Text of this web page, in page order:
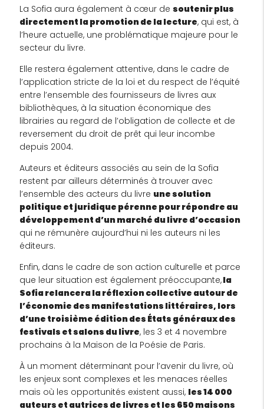
La Sofia aura également à cœur de soutenir plus
directement la promotion de la lecture, qui est, à
l’heure actuelle, une problématique majeure pour le
secteur du livre.
Elle restera également attentive, dans le cadre de
l’application stricte de la loi et du respect de l’équité
entre l’ensemble des fournisseurs de livres aux
bibliothèques, à la situation économique des
librairies au regard de l’obligation de collecte et de
reversement du droit de prêt qui leur incombe
depuis 2004.
Auteurs et éditeurs associés au sein de la Sofia
restent par ailleurs déterminés à trouver avec
l’ensemble des acteurs du livre une solution
politique et juridique pérenne pour répondre au
développement d’un marché du livre d’occasion
qui ne rémunère aujourd’hui ni les auteurs ni les
éditeurs.
Enfin, dans le cadre de son action culturelle et parce
que leur situation est également préoccupante,la
Sofia relancera la réflexion collective autour de
l’économie des manifestations littéraires, lors
d’une troisième édition des États généraux des
festivals et salons du livre, les 3 et 4 novembre
prochains à la Maison de la Poésie de Paris.
À un moment déterminant pour l’avenir du livre, où
les enjeux sont complexes et les menaces réelles
mais où les opportunités existent aussi, les 14 000
auteurs et autrices de livres et les 650 maisons